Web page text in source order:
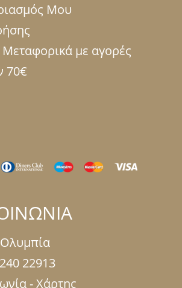
Μου
με αγορές
70€
22913
- Χάρτης